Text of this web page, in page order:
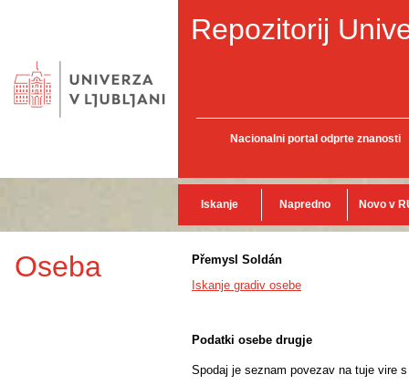
Repozitorij
Nacionalni portal odprte znanosti
Iskanje Napredno Novo v
Oseba
Přemysl Soldán
Iskanje gradiv osebe
Podatki osebe drugje
Spodaj je seznam povezav na tuje vire